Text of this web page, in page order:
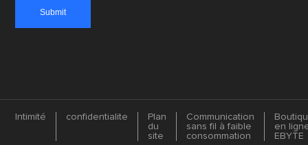
Intimité confidentialite
Plan
du
site
Communication
sans fil à faible
consommation
en
EBYTE